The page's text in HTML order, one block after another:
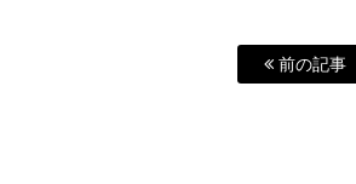
前の記事